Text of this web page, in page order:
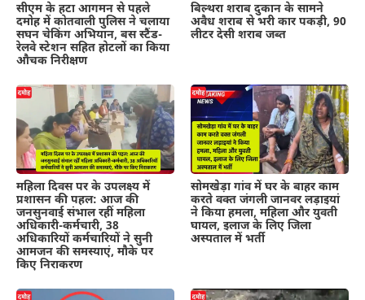
सीएम के हटा आगमन से पहले
दमोह में कोतवाली पुलिस ने चलाया
सघन चेकिंग अभियान, बस स्टैंड-
रेलवे स्टेशन सहित होटलों का किया
औचक निरीक्षण
बिल्थरा शराब दुकान के सामने
अवैध शराब से भरी कार पकड़ी, 90
लीटर देसी शराब जब्त
महिला दिवस पर के उपलक्ष्य में
प्रशासन की पहल: आज की
जनसुनवाई संभाल रहीं महिला
अधिकारी-कर्मचारी, 38
अधिकारियों कर्मचारियों ने सुनी
आमजन की समस्याएं, मौके पर
किए निराकरण
सोमखेड़ा गांव में घर के बाहर काम
करते वक्त जंगली जानवर लड़ाइयां
ने किया हमला, महिला और युवती
घायल, इलाज के लिए जिला
अस्पताल में भर्ती